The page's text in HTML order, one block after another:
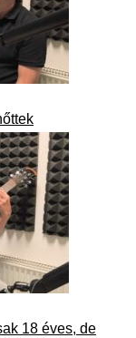
18 éves, de